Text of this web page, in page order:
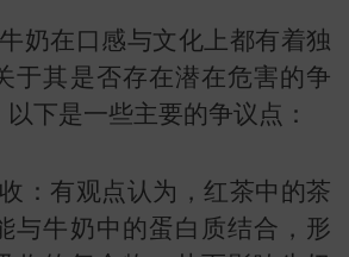
奶在口感与文化上都有着独
于其是否存在潜在危害的争
下是一些主要的争议点：
：有观点认为，红茶中的茶
与牛奶中的蛋白质结合，形